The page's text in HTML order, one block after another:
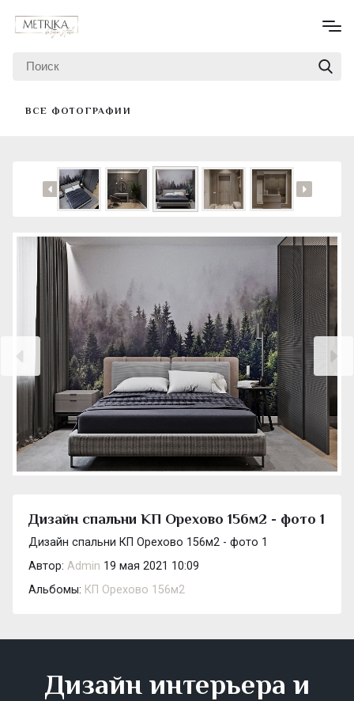
ВСЕ ФОТОГРАФИИ
Дизайн спальни КП Орехово 156м2 - фото 1
Дизайн спальни КП Орехово 156м2 - фото 1
Автор: Admin 19 мая 2021 10:09
Альбомы: КП Орехово 156м2
Дизайн интерьера и